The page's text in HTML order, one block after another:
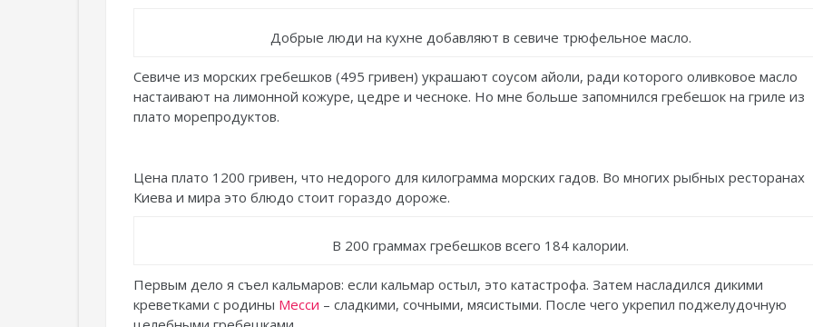
Добрые люди на кухне добавляют в севиче трюфельное масло.
Севиче из морских гребешков (495 гривен) украшают соусом айоли, ради которого оливковое масло
настаивают на лимонной кожуре, цедре и чесноке. Но мне больше запомнился гребешок на гриле из
плато морепродуктов.
Цена плато 1200 гривен, что недорого для килограмма морских гадов. Во многих рыбных ресторанах
Киева и мира это блюдо стоит гораздо дороже.
В 200 граммах гребешков всего 184 калории.
Первым дело я съел кальмаров: если кальмар остыл, это катастрофа. Затем насладился дикими
креветками с родины Месси – сладкими, сочными, мясистыми. После чего укрепил поджелудочную